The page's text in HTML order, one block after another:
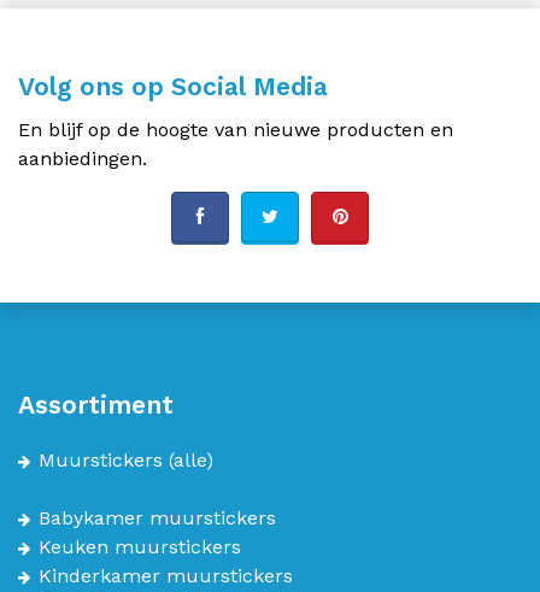
Volg ons op Social Media
En blijf op de hoogte van nieuwe producten en
aanbiedingen.
Assortiment
Muurstickers (alle)
Babykamer muurstickers
Keuken muurstickers
Kinderkamer muurstickers